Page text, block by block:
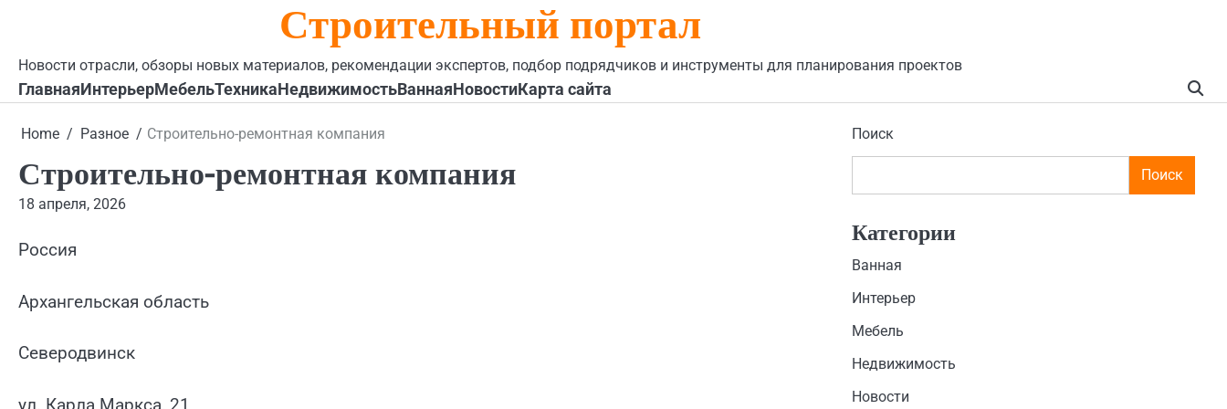
Строительный портал
Новости отрасли, обзоры новых материалов, рекомендации экспертов, подбор подрядчиков и инструменты для планирования проектов
ГлавнаяИнтерьерМебельТехникаНедвижимостьВаннаяНовостиКарта сайта
Home Разное Строительно-ремонтная компания
Строительно-ремонтная компания
18 апреля, 2026
Россия
Архангельская область
Северодвинск
ул. Карла Маркса, 21
Поиск
Поиск
Категории
Ванная
Интерьер
Мебель
Недвижимость
Новости